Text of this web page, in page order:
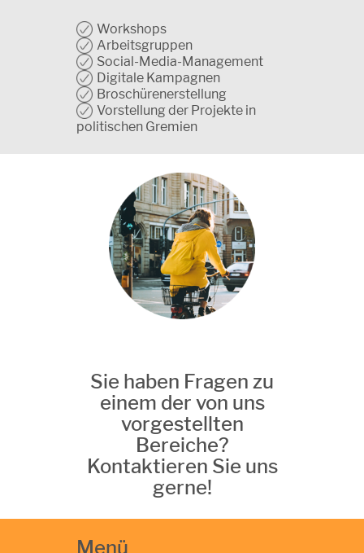
Workshops
Arbeitsgruppen
Social-Media-Management
Digitale Kampagnen
Broschürenerstellung
Vorstellung der Projekte in
politischen Gremien
Sie haben Fragen zu
einem der von uns
vorgestellten
Bereiche?
Kontaktieren Sie uns
gerne!
Menü